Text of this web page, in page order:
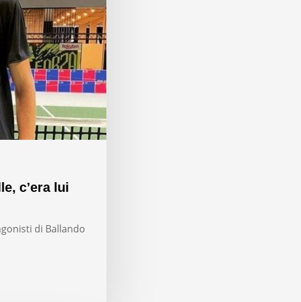
c’era lui
di Ballando